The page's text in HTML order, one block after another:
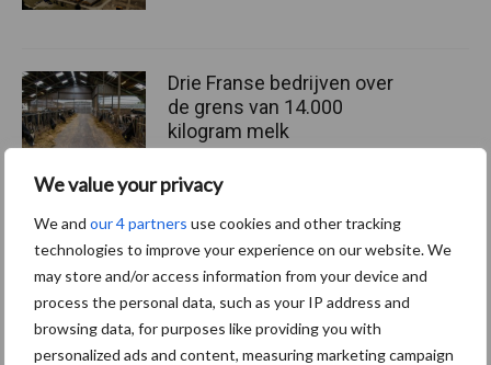
We value your privacy
We and our 4 partners use cookies and other tracking
technologies to improve your experience on our website. We
may store and/or access information from your device and
process the personal data, such as your IP address and
browsing data, for purposes like providing you with
personalized ads and content, measuring marketing campaign
Drie Franse bedrijven over
de grens van 14.000
kilogram melk
Pöttinger introduceert
compacte dubbelrotor-
zwadhark in de hef